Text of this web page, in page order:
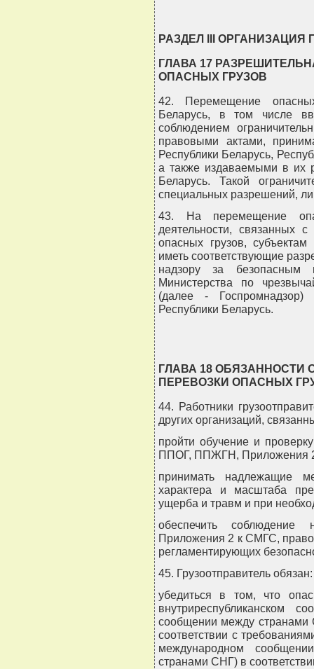
РАЗДЕЛ III
ГЛАВА 17
ОПАСНЫХ ГРУЗОВ
42. Перемещение
Беларусь, в том числе
соблюдением
правовыми актами,
Республики Беларусь,
а также издаваемыми в их
Беларусь. Такой
специальных разрешений,
43. На перемещение
деятельности, связанных
опасных грузов,
иметь соответствующие
надзору за безопасным
Министерства по
(далее - Госпромнадзор)
Республики Беларусь.
ГЛАВА 18
ПЕРЕВОЗКИ ОПАСНЫХ
44. Работники
других организаций,
пройти обучение и
ППОГ, ППЖГН, Приложения
принимать надлежащие
характера и масштаба
ущерба и травм и при
обеспечить
Приложения 2 к СМГС,
регламентирующих
45. Грузоотправитель обязан:
убедиться в том, что
внутриреспубликанском
сообщении между странами
соответствии с
международном
странами СНГ) в